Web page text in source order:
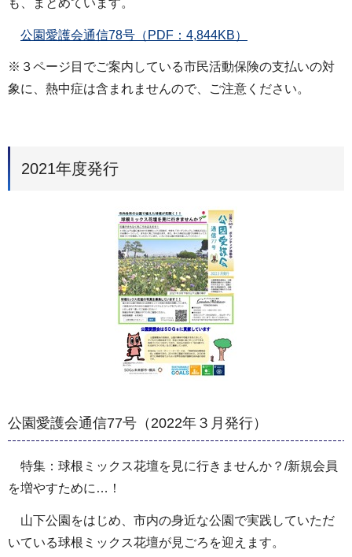
公園愛護会通信78号（PDF：4,844KB）
※３ページ目でご案内している市民活動保険の支払いの対
象に、熱中症は含まれませんので、ご注意ください。
2021年度発行
公園愛護会通信77号（2022年３月発行）
特集：球根ミックス花壇を見に行きませんか？/新規会員
を増やすために…！
山下公園をはじめ、市内の身近な公園で実践していただ
いている球根ミックス花壇が見ごろを迎えます。